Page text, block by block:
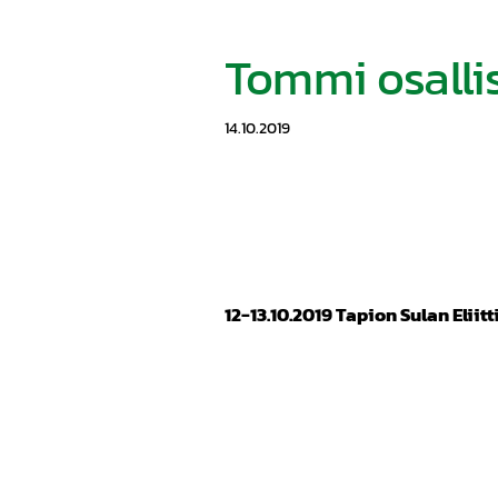
Tommi
14.10.2019
12-13.10.2019 Tapion Sulan